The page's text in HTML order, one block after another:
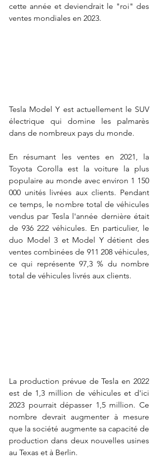
cette année et deviendrait le "roi" des
ventes mondiales en 2023.
Tesla Model Y est actuellement le SUV
électrique qui domine les palmarès
dans de nombreux pays du monde.
En résumant les ventes en 2021, la
Toyota Corolla est la voiture la plus
populaire au monde avec environ 1 150
000 unités livrées aux clients. Pendant
ce temps, le nombre total de véhicules
vendus par Tesla l'année dernière était
de 936 222 véhicules. En particulier, le
duo Model 3 et Model Y détient des
ventes combinées de 911 208 véhicules,
ce qui représente 97,3 % du nombre
total de véhicules livrés aux clients.
La production prévue de Tesla en 2022
est de 1,3 million de véhicules et d'ici
2023 pourrait dépasser 1,5 million. Ce
nombre devrait augmenter à mesure
que la société augmente sa capacité de
production dans deux nouvelles usines
au Texas et à Berlin.